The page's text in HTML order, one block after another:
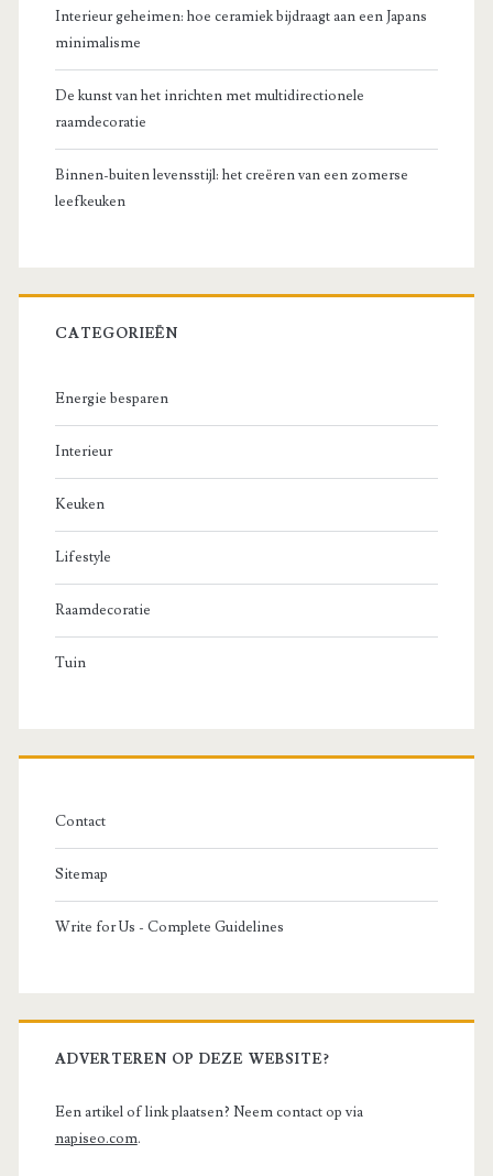
Interieur geheimen: hoe ceramiek bijdraagt aan een Japans
minimalisme
De kunst van het inrichten met multidirectionele
raamdecoratie
Binnen-buiten levensstijl: het creëren van een zomerse
leefkeuken
CATEGORIEËN
Energie besparen
Interieur
Keuken
Lifestyle
Raamdecoratie
Tuin
Contact
Sitemap
Write for Us - Complete Guidelines
ADVERTEREN OP DEZE WEBSITE?
Een artikel of link plaatsen? Neem contact op via
napiseo.com.